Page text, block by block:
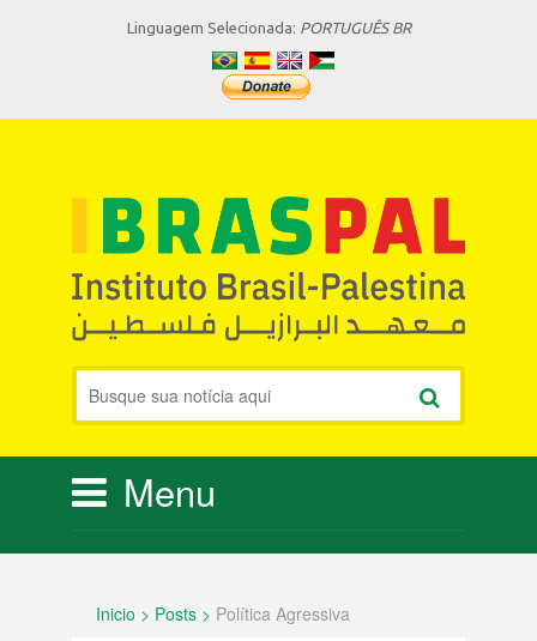
Linguagem Selecionada: PORTUGUÊS BR
Menu
SOBRE NÓS
Inicio > Posts > Política Agressiva